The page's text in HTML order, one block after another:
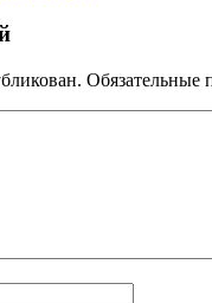
Обязательные